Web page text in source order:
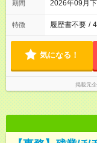
期間 2026年09月
特徴 履歴書不要 /
気になる！
掲載元